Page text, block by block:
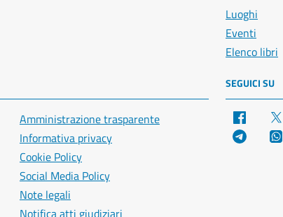
Luoghi
Eventi
Elenco libri
Amministrazione trasparente
Informativa privacy
Cookie Policy
Social Media Policy
Note legali
SEGUICI SU
Facebook
Telegram